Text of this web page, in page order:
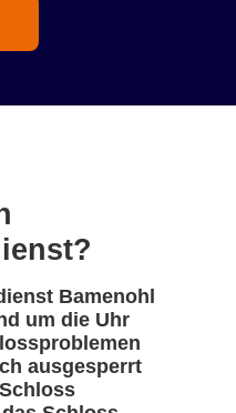
Bamenohl
um die Uhr
ausgesperrt